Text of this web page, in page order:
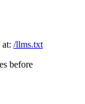
/llms.txt
before